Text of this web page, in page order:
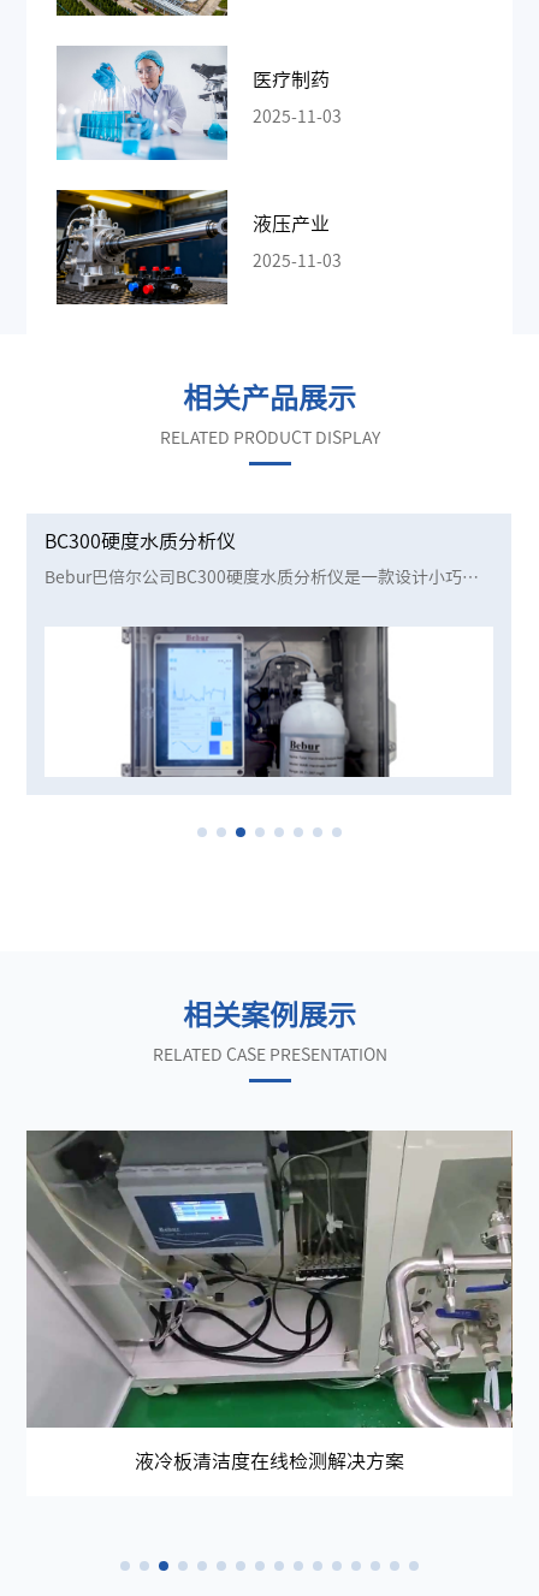
医疗制药
2025-11-03
液压产业
2025-11-03
相关产品展示
RELATED PRODUCT DISPLAY
BC300硬度水质分析仪
Bebur巴倍尔公司BC300硬度水质分析仪是一款设计小巧、
比色原理，对水质的硬度进行自动在线检测。超大数据存储
器可以存储超过10年的测试数据，方便用户分析水体长时间
的水质变化。
相关案例展示
RELATED CASE PRESENTATION
液冷板清洁度在线检测解决方案